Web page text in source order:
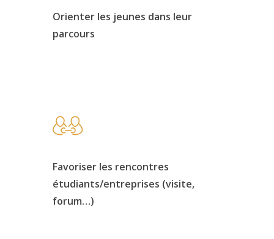
Orienter les jeunes dans leur
parcours
Favoriser les rencontres
étudiants/entreprises (visite,
forum…)